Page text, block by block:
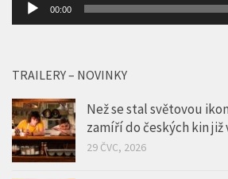
00:00
TRAILERY – NOVINKY
Než se stal světovou
zamíří do českých kin již
29 ČVC, 2026